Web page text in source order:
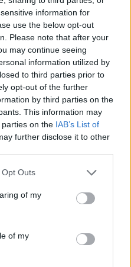
information for
use the below opt-out
Please note that after your
may continue seeing
information utilized by
to third parties prior to
opt-out of the further
by third parties on the
This information may
on the IAB’s List of
further disclose it to other
Outs
of my
of my